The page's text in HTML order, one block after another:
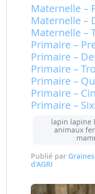
Maternelle –
Maternelle –
Maternelle –
Primaire –
Primaire –
Primaire –
Primaire –
Primaire –
Primaire –
lapin lapine
animaux
Publié par Graines
d'AGRI